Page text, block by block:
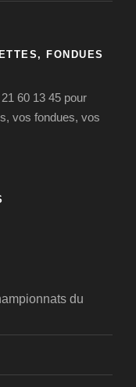
FONDUES
60 13 45 pour
vos fondues, vos
du